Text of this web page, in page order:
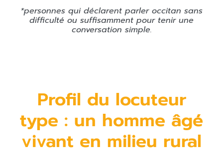
*personnes qui déclarent parler occitan sans
difficulté ou suffisamment pour tenir une
conversation simple.
Profil du locuteur
type : un homme âgé
vivant en milieu rural